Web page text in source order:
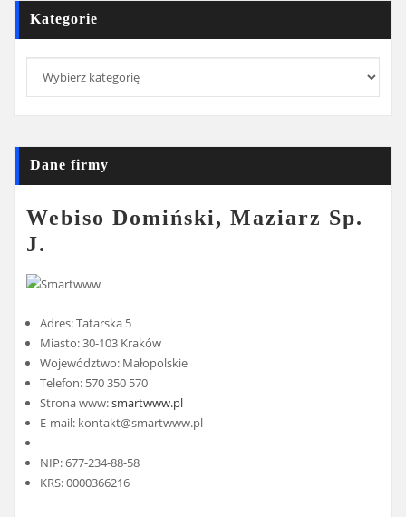
Kategorie
Dane firmy
Webiso Domiński, Maziarz Sp.
J.
Adres: Tatarska 5
Miasto: 30-103 Kraków
Województwo: Małopolskie
Telefon: 570 350 570
Strona www:smartwww.pl
E-mail: kontakt@smartwww.pl
NIP: 677-234-88-58
KRS: 0000366216